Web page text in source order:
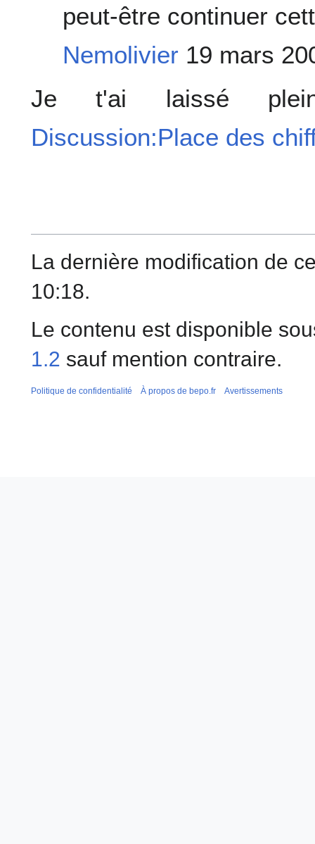
peut-être continuer
Nemolivier 19 mars
Je t'ai laissé
Discussion:Place des
La dernière modification de
10:18.
Le contenu est disponible
1.2 sauf mention contraire.
Politique de confidentialité À propos de bepo.fr Avertissements